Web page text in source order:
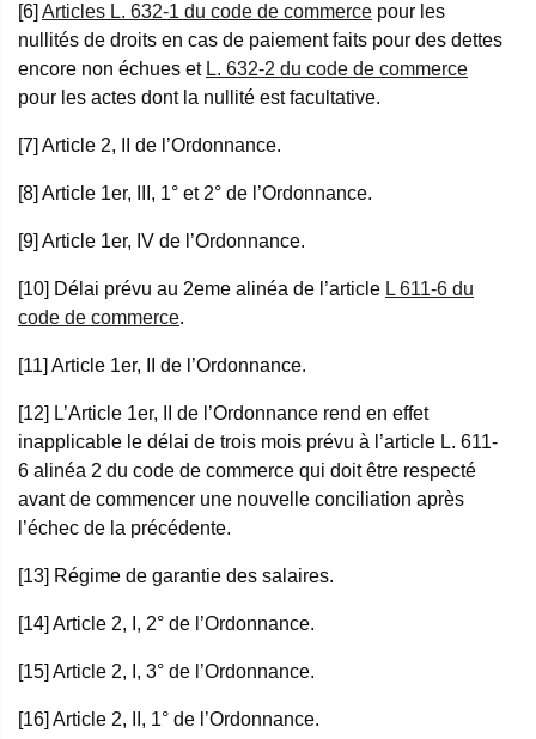
[6] Articles L. 632-1 du code de commerce pour les
nullités de droits en cas de paiement faits pour des dettes
encore non échues et L. 632-2 du code de commerce
pour les actes dont la nullité est facultative.
[7] Article 2, II de l’Ordonnance.
[8] Article 1er, III, 1° et 2° de l’Ordonnance.
[9] Article 1er, IV de l’Ordonnance.
[10] Délai prévu au 2eme alinéa de l’article L 611-6 du
code de commerce.
[11] Article 1er, II de l’Ordonnance.
[12] L’Article 1er, II de l’Ordonnance rend en effet
inapplicable le délai de trois mois prévu à l’article L. 611-
6 alinéa 2 du code de commerce qui doit être respecté
avant de commencer une nouvelle conciliation après
l’échec de la précédente.
[13] Régime de garantie des salaires.
[14] Article 2, I, 2° de l’Ordonnance.
[15] Article 2, I, 3° de l’Ordonnance.
[16] Article 2, II, 1° de l’Ordonnance.